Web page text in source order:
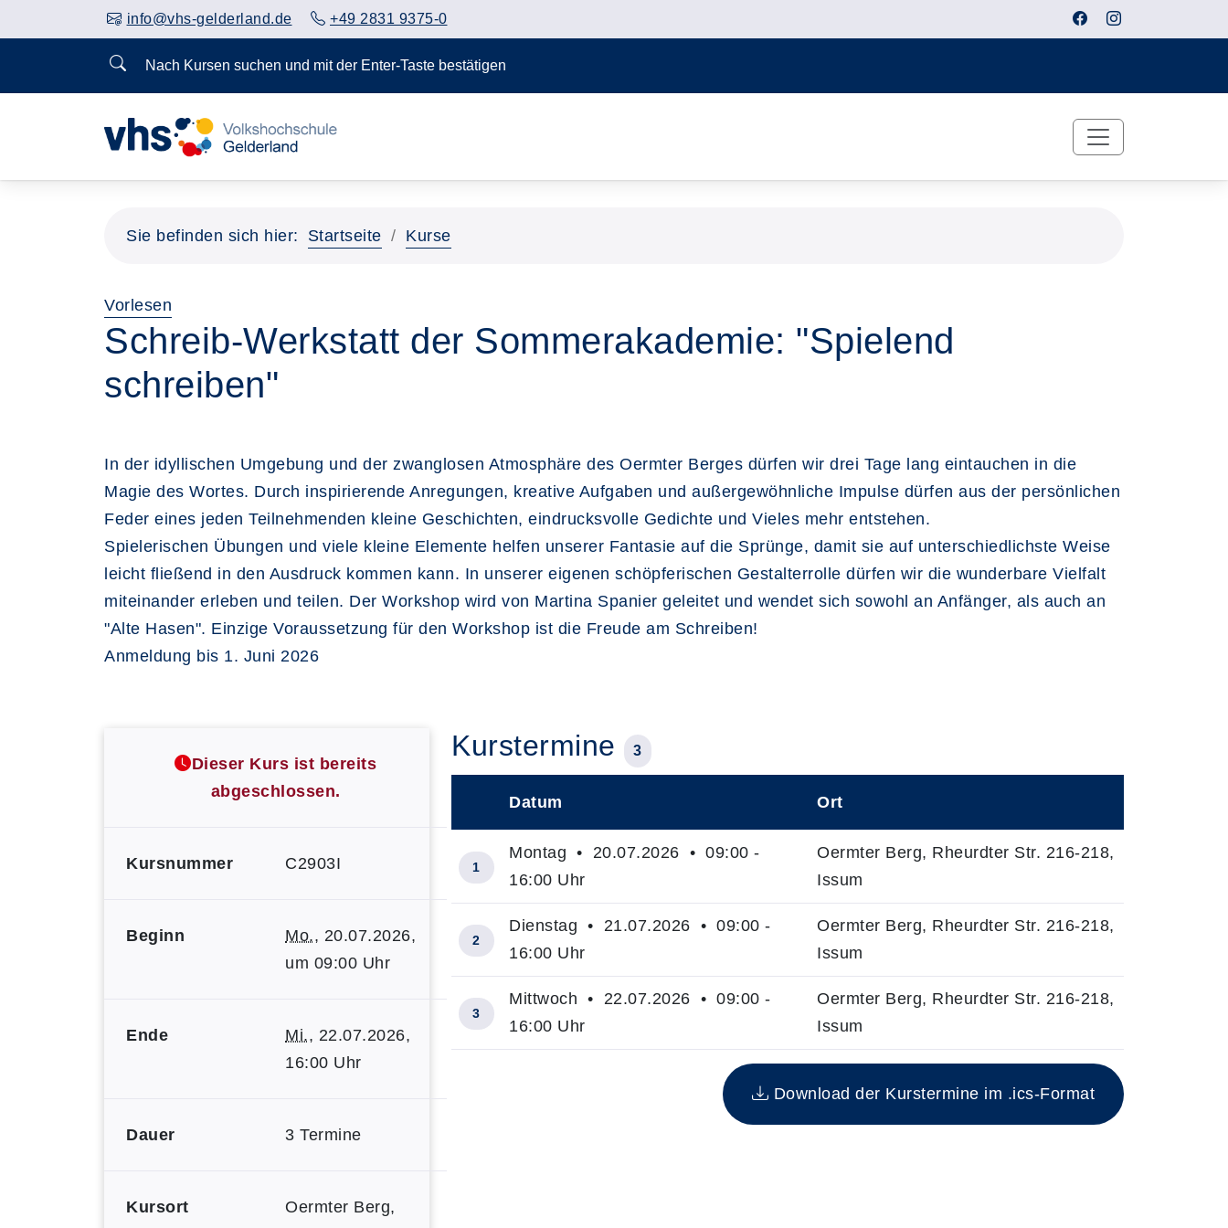
info@vhs-gelderland.de +49 2831 9375-0
Nach Kursen suchen und mit der Enter-Taste bestätigen
Sie befinden sich hier: Startseite Kurse
Vorlesen
Schreib-Werkstatt der Sommerakademie: "Spielend
schreiben"
In der idyllischen Umgebung und der zwanglosen Atmosphäre des Oermter Berges dürfen wir drei Tage lang eintauchen in die
Magie des Wortes. Durch inspirierende Anregungen, kreative Aufgaben und außergewöhnliche Impulse dürfen aus der persönlichen
Feder eines jeden Teilnehmenden kleine Geschichten, eindrucksvolle Gedichte und Vieles mehr entstehen.
Spielerischen Übungen und viele kleine Elemente helfen unserer Fantasie auf die Sprünge, damit sie auf unterschiedlichste Weise
leicht fließend in den Ausdruck kommen kann. In unserer eigenen schöpferischen Gestalterrolle dürfen wir die wunderbare Vielfalt
miteinander erleben und teilen. Der Workshop wird von Martina Spanier geleitet und wendet sich sowohl an Anfänger, als auch an
"Alte Hasen". Einzige Voraussetzung für den Workshop ist die Freude am Schreiben!
Anmeldung bis 1. Juni 2026
Dieser Kurs ist bereits
abgeschlossen.
Kursnummer C2903I
Beginn Mo., 20.07.2026,
um 09:00 Uhr
Ende Mi., 22.07.2026,
16:00 Uhr
Dauer 3 Termine
Kursort
Oermter Berg,
Kurstermine 3
Insgesamt gibt es 3 Termine zum diesen Kurs
Datum Ort
1
Montag • 20.07.2026 • 09:00 -
16:00 Uhr
Oermter Berg, Rheurdter Str. 216-218,
Issum
2
Dienstag • 21.07.2026 • 09:00 -
16:00 Uhr
Oermter Berg, Rheurdter Str. 216-218,
Issum
3
Mittwoch • 22.07.2026 • 09:00 -
16:00 Uhr
Oermter Berg, Rheurdter Str. 216-218,
Issum
Download der Kurstermine im .ics-Format